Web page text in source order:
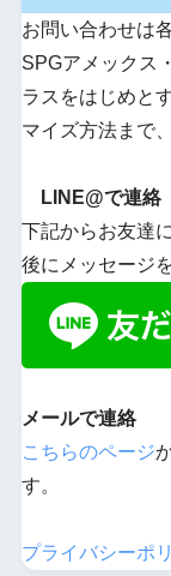
お問い合わせは
SPGアメックス
ラスをはじめと
マイズ方法まで
LINE@で連絡
下記からお友達
後にメッセージ
メールで連絡
こちらのページ
す。
プライバシーポ